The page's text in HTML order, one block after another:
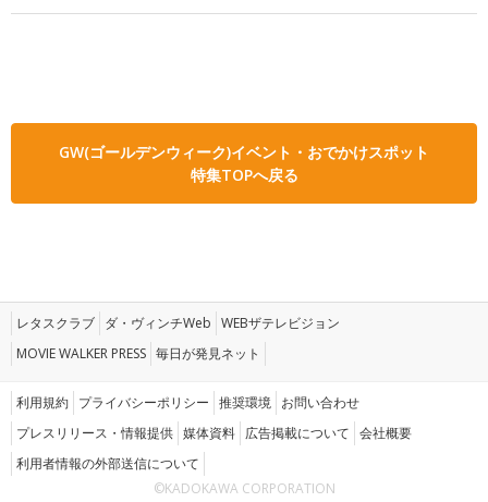
GW(ゴールデンウィーク)イベント・おでかけスポット
特集TOPへ戻る
レタスクラブ ダ・ヴィンチWeb WEBザテレビジョン
MOVIE WALKER PRESS 毎日が発見ネット
利用規約 プライバシーポリシー 推奨環境 お問い合わせ
プレスリリース・情報提供 媒体資料 広告掲載について 会社概要
利用者情報の外部送信について
©KADOKAWA CORPORATION